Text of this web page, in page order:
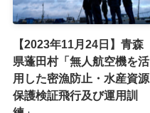
【2023年11月24日】青森
県蓬田村「無人航空機を活
用した密漁防止・水産資源
保護検証飛行及び運用訓